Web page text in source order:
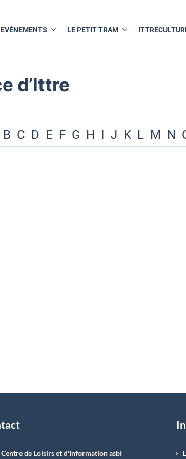
EVÉNEMENTS LE PETIT TRAM
d’Ittre
B C D E F G H I J K L M N
Centre de Loisirs et d'Information asbI